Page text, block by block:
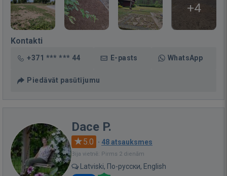
+4
Kontakti
+371 *** *** 44 E-pasts WhatsApp
Piedāvāt pasūtījumu
Dace P.
5.0 · 48 atsauksmes
Bija vietnē: Pirms 2 dienām
Latviski, По-русски, English